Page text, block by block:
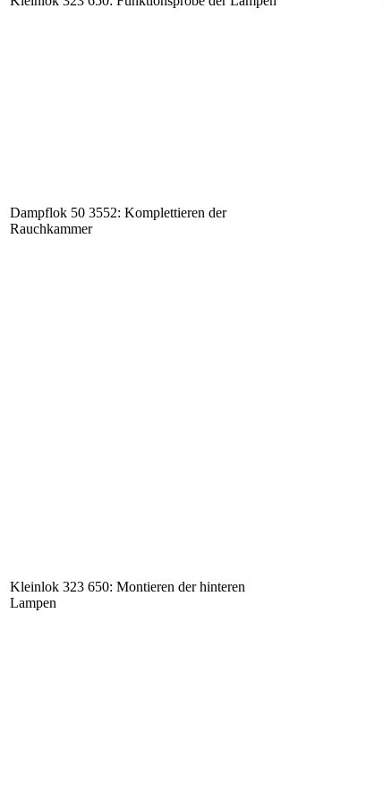
Dampflok 50 3552: Komplettieren der
Rauchkammer
Kleinlok 323 650: Montieren der hinteren
Lampen